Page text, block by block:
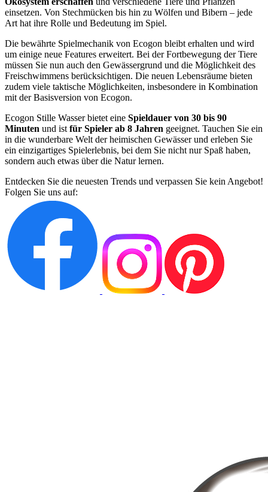
einsetzen. Von Stechmücken bis hin zu Wölfen und Bibern – jede
Art hat ihre Rolle und Bedeutung im Spiel.
Die bewährte Spielmechanik von Ecogon bleibt erhalten und wird
um einige neue Features erweitert. Bei der Fortbewegung der Tiere
müssen Sie nun auch den Gewässergrund und die Möglichkeit des
Freischwimmens berücksichtigen. Die neuen Lebensräume bieten
zudem viele taktische Möglichkeiten, insbesondere in Kombination
mit der Basisversion von Ecogon.
Ecogon Stille Wasser bietet eine Spieldauer von 30 bis 90
Minuten und ist für Spieler ab 8 Jahren geeignet. Tauchen Sie ein
in die wunderbare Welt der heimischen Gewässer und erleben Sie
ein einzigartiges Spielerlebnis, bei dem Sie nicht nur Spaß haben,
sondern auch etwas über die Natur lernen.
Entdecken Sie die neuesten Trends und verpassen Sie kein Angebot!
Folgen Sie uns auf: